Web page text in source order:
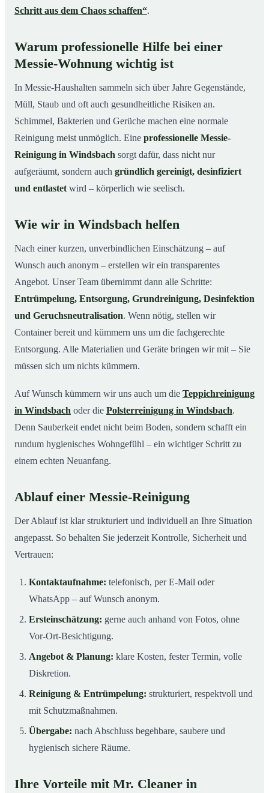
Schritt aus dem Chaos schaffen“.
Warum professionelle Hilfe bei einer
Messie-Wohnung wichtig ist
In Messie-Haushalten sammeln sich über Jahre Gegenstände,
Müll, Staub und oft auch gesundheitliche Risiken an.
Schimmel, Bakterien und Gerüche machen eine normale
Reinigung meist unmöglich. Eine professionelle Messie-
Reinigung in Windsbach sorgt dafür, dass nicht nur
aufgeräumt, sondern auch gründlich gereinigt, desinfiziert
und entlastet wird – körperlich wie seelisch.
Wie wir in Windsbach helfen
Nach einer kurzen, unverbindlichen Einschätzung – auf
Wunsch auch anonym – erstellen wir ein transparentes
Angebot. Unser Team übernimmt dann alle Schritte:
Entrümpelung, Entsorgung, Grundreinigung, Desinfektion
und Geruchsneutralisation. Wenn nötig, stellen wir
Container bereit und kümmern uns um die fachgerechte
Entsorgung. Alle Materialien und Geräte bringen wir mit – Sie
müssen sich um nichts kümmern.
Auf Wunsch kümmern wir uns auch um die Teppichreinigung
in Windsbach oder die Polsterreinigung in Windsbach.
Denn Sauberkeit endet nicht beim Boden, sondern schafft ein
rundum hygienisches Wohngefühl – ein wichtiger Schritt zu
einem echten Neuanfang.
Ablauf einer Messie-Reinigung
Der Ablauf ist klar strukturiert und individuell an Ihre Situation
angepasst. So behalten Sie jederzeit Kontrolle, Sicherheit und
Vertrauen:
Kontaktaufnahme: telefonisch, per E-Mail oder
WhatsApp – auf Wunsch anonym.
Ersteinschätzung: gerne auch anhand von Fotos, ohne
Vor-Ort-Besichtigung.
Angebot & Planung: klare Kosten, fester Termin, volle
Diskretion.
Reinigung & Entrümpelung: strukturiert, respektvoll und
mit Schutzmaßnahmen.
Übergabe: nach Abschluss begehbare, saubere und
hygienisch sichere Räume.
Ihre Vorteile mit Mr. Cleaner in